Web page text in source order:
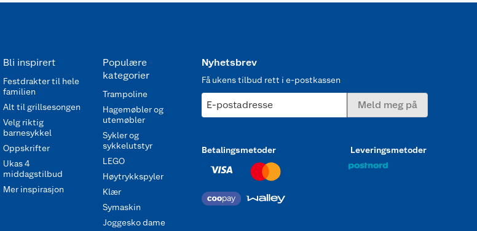
Bli inspirert
Festdrakter til hele
familien
Alt til grillsesongen
Velg riktig
barnesykkel
Oppskrifter
Ukas 4
middagstilbud
Mer inspirasjon
Populære
kategorier
Trampoline
Hagemøbler og
utemøbler
Sykler og
sykkelutstyr
LEGO
Høytrykkspyler
Klær
Symaskin
Joggesko dame
Nyhetsbrev
Få ukens tilbud rett i e-postkassen
E-postadresse Meld meg på
Betalingsmetoder Leveringsmetoder